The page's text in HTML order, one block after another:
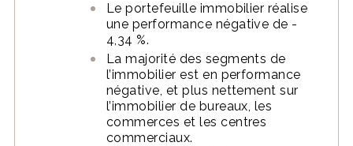
Le portefeuille immobilier réalise
une performance négative de -
4,34 %.
La majorité des segments de
l’immobilier est en performance
négative, et plus nettement sur
l’immobilier de bureaux, les
commerces et les centres
commerciaux.